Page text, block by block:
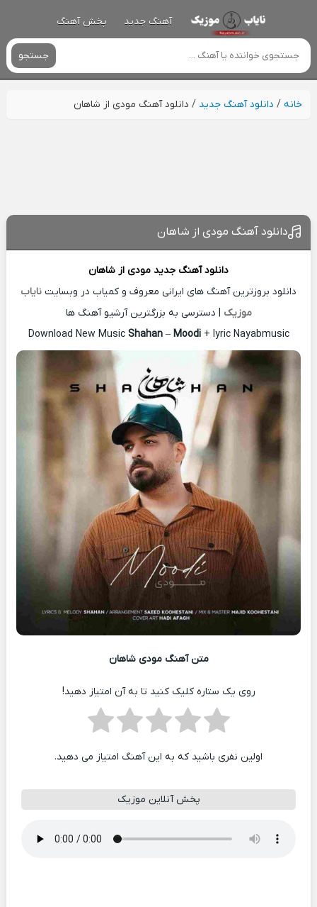
آهنگ جدید پخش آهنگ
جستجو
خانه/ دانلود آهنگ جدید / دانلود آهنگ مودی از شاهان
دانلود آهنگ مودی از شاهان
دانلود آهنگ جدید مودی از شاهان
دانلود بروزترین آهنگ های ایرانی معروف و کمیاب در وبسایت نایاب
موزیک | دسترسی به بزرگترین آرشیو آهنگ ها
Download New Music Shahan– Moodi+ lyric Nayabmusic
متن آهنگ مودی شاهان
روی یک ستاره کلیک کنید تا به آن امتیاز دهید!
اولین نفری باشید که به این آهنگ امتیاز می دهید.
پخش آنلاین موزیک